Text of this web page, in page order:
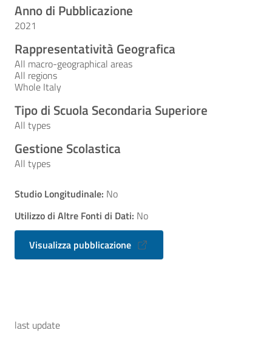
Anno di Pubblicazione
2021
Rappresentatività Geografica
All macro-geographical areas
All regions
Whole Italy
Tipo di Scuola Secondaria Superiore
All types
Gestione Scolastica
All types
Studio Longitudinale: No
Utilizzo di Altre Fonti di Dati: No
Visualizza pubblicazione
last update